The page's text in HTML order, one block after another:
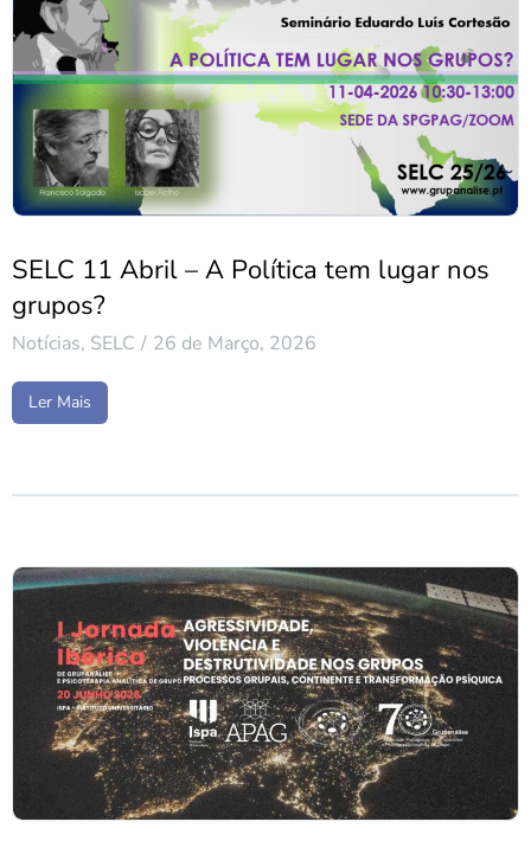
SELC 11 Abril – A Política tem lugar nos
grupos?
Notícias, SELC 26 de Março, 2026
Ler Mais